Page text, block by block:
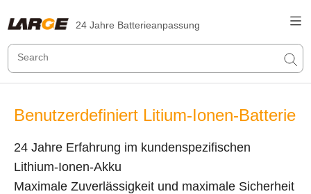
24 Jahre Batterieanpassung
Benutzerdefiniert Litium-Ionen-Batterie
24 Jahre Erfahrung im kundenspezifischen
Lithium-Ionen-Akku
Maximale Zuverlässigkeit und maximale Sicherheit